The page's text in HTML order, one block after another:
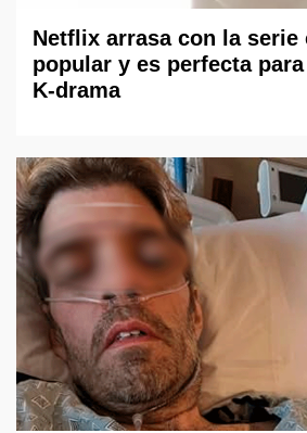
Netflix arrasa con la serie
popular y es perfecta
K-drama